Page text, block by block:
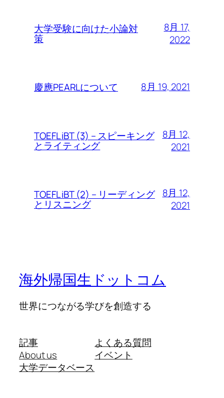
大学受験に向けた小論対
策
8月 17,
2022
慶應PEARLについて 8月 19, 2021
TOEFL iBT (3) – スピーキング
とライティング
8月 12,
2021
TOEFL iBT (2) – リーディング
とリスニング
8月 12,
2021
海外帰国生ドットコム
世界につながる学びを創造する
記事
About us
大学データベース
よくある質問
イベント